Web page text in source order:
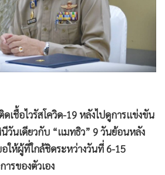
เชื้อไวรัสโควิด-19 หลังไปดูการแข่งขัน
วันเดียวกับ “แมทธิว” 9 วันย้อนหลัง
ให้ผู้ที่ใกล้ชิดระหว่างวันที่ 6-15
ารของตัวเอง